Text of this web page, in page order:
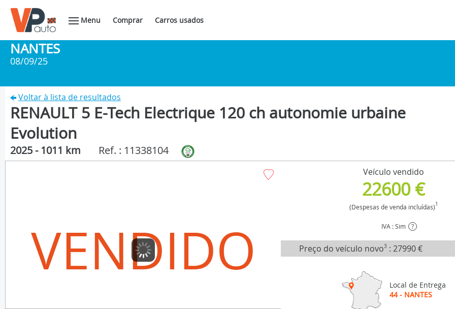
Menu Comprar Carros usados
NANTES
08/09/25
Voltar à lista de resultados
RENAULT 5 E-Tech Electrique 120 ch autonomie urbaine
Evolution
2025 - 1011 km Ref. : 11338104
VENDIDO
Veículo vendido
22600 €
(Despesas de venda incluídas)1
IVA : Sim ?
Preço do veículo novo3 : 27990 €
Local de Entrega
44 - NANTES